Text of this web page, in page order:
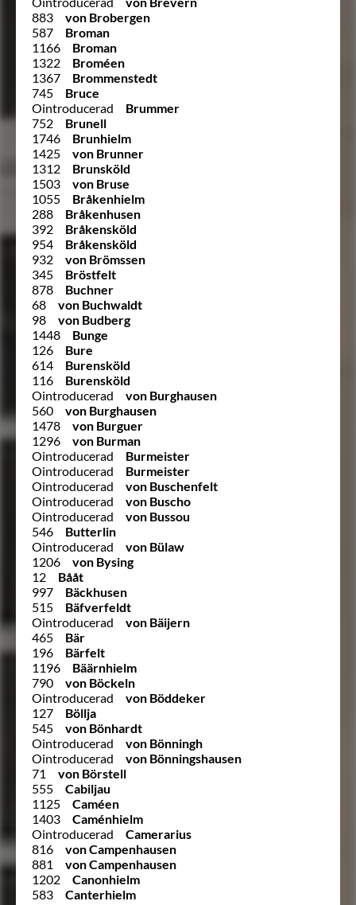
883
von Brobergen
587
Broman
1166
Broman
1322
Broméen
1367
Brommenstedt
745
Bruce
Ointroducerad
Brummer
752
Brunell
1746
Brunhielm
1425
von Brunner
1312
Brunsköld
1503
von Bruse
1055
Bråkenhielm
288
Bråkenhusen
392
Bråkensköld
954
Bråkensköld
932
von Brömssen
345
Bröstfelt
878
Buchner
68
von Buchwaldt
98
von Budberg
1448
Bunge
126
Bure
614
Burensköld
116
Burensköld
Ointroducerad
von Burghausen
560
von Burghausen
1478
von Burguer
1296
von Burman
Ointroducerad
Burmeister
Ointroducerad
Burmeister
Ointroducerad
von Buschenfelt
Ointroducerad
von Buscho
Ointroducerad
von Bussou
546
Butterlin
Ointroducerad
von Bülaw
1206
von Bysing
12
Bååt
997
Bäckhusen
515
Bäfverfeldt
Ointroducerad
von Bäijern
465
Bär
196
Bärfelt
1196
Bäärnhielm
790
von Böckeln
Ointroducerad
von Böddeker
127
Böllja
545
von Bönhardt
Ointroducerad
von Bönningh
Ointroducerad
von Bönningshausen
71
von Börstell
555
Cabiljau
1125
Caméen
1403
Caménhielm
Ointroducerad
Camerarius
816
von Campenhausen
881
von Campenhausen
1202
Canonhielm
583
Canterhielm